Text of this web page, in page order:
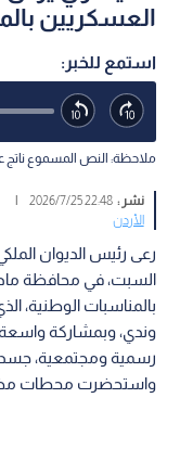
العسكريين
استمع للخبر:
ملاحظة: النص المسموع ناتج
نشر :22:48 2026/7/25
|
الأردن
رعى رئيس الديوان
السبت، في محافظة
بالمناسبات الوطنية،
وندي، وبمشاركة
رسمية ومجتمعية،
واستحضرت محطات مضيئة